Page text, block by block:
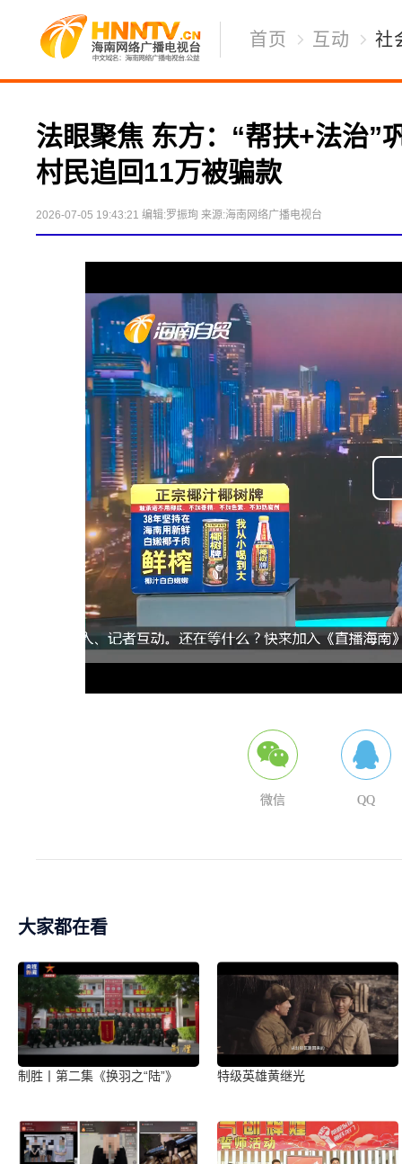
首页 互动 社
法眼聚焦 东方：“帮扶+法治”
村民追回11万被骗款
2026-07-05 19:43:21 编辑:罗振珣 来源:海南网络广播电视台
微信 QQ
大家都在看
制胜丨第二集《换羽之“陆”》 特级英雄黄继光